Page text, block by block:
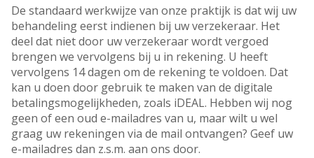
De standaard werkwijze van onze praktijk is dat wij uw
behandeling eerst indienen bij uw verzekeraar. Het
deel dat niet door uw verzekeraar wordt vergoed
brengen we vervolgens bij u in rekening. U heeft
vervolgens 14 dagen om de rekening te voldoen. Dat
kan u doen door gebruik te maken van de digitale
betalingsmogelijkheden, zoals iDEAL. Hebben wij nog
geen of een oud e-mailadres van u, maar wilt u wel
graag uw rekeningen via de mail ontvangen? Geef uw
e-mailadres dan z.s.m. aan ons door.